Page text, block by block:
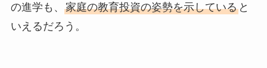
の進学も、 家庭の教育投資の姿勢を示していると
いえるだろう。